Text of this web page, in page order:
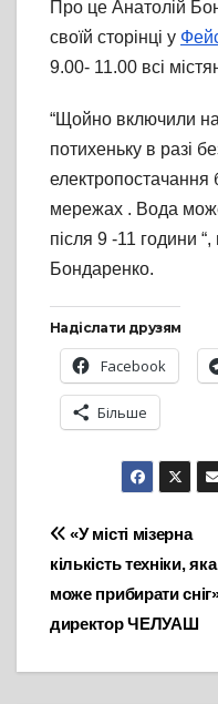
Про це Анатолій
своїй сторінці у
9.00- 11.00 всі
“Щойно включили
потихеньку в разі
електропостачання
мережах . Вода
після 9 -11 години
Бондаренко.
Надіслати друзям
Facebook
Більше
Навігація
записів
«У місті мізерна
кількість техніки, яка
може прибирати
директор ЧЕЛУАШ